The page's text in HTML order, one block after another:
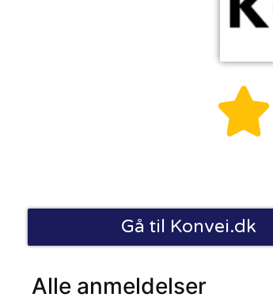

Gå til Konvei.dk
Alle anmeldelser